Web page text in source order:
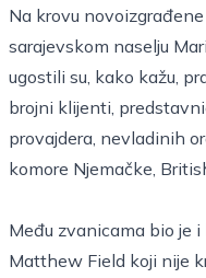
Na krovu
sarajevskom naselju
ugostili su, kako kažu,
brojni klijenti,
provajdera, nevladinih
komore Njemačke,
Među zvanicama bio je
Matthew Field koji nije